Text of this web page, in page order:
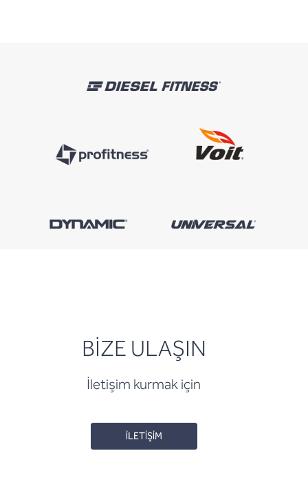
BİZE ULAŞIN
İletişim kurmak için
İLETİŞİM